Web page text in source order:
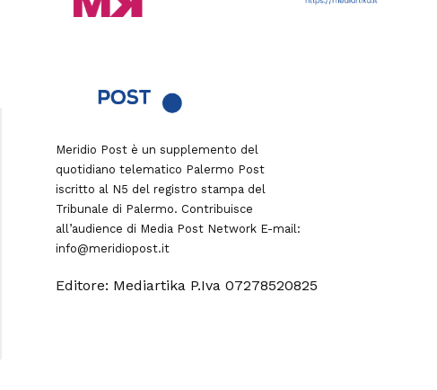
Meridio Post è un supplemento del
quotidiano telematico Palermo Post
iscritto al N5 del registro stampa del
Tribunale di Palermo. Contribuisce
all’audience di Media Post NetworkE-mail:
info@meridiopost.it
Editore: Mediartika P.Iva 07278520825